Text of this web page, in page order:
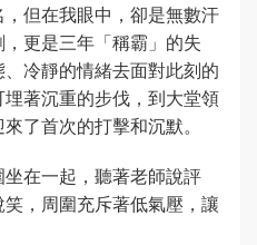
但在我眼中，卻是無數汗
更是三年「稱霸」的失
冷靜的情緒去面對此刻的
著沉重的步伐，到大堂領
了首次的打擊和沉默。
在一起，聽著老師說評
，周圍充斥著低氣壓，讓